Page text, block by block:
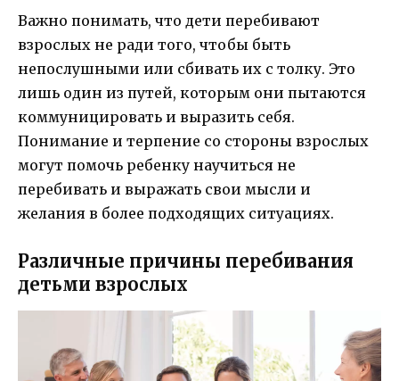
Важно понимать, что дети перебивают
взрослых не ради того, чтобы быть
непослушными или сбивать их с толку. Это
лишь один из путей, которым они пытаются
коммуницировать и выразить себя.
Понимание и терпение со стороны взрослых
могут помочь ребенку научиться не
перебивать и выражать свои мысли и
желания в более подходящих ситуациях.
Различные причины перебивания
детьми взрослых